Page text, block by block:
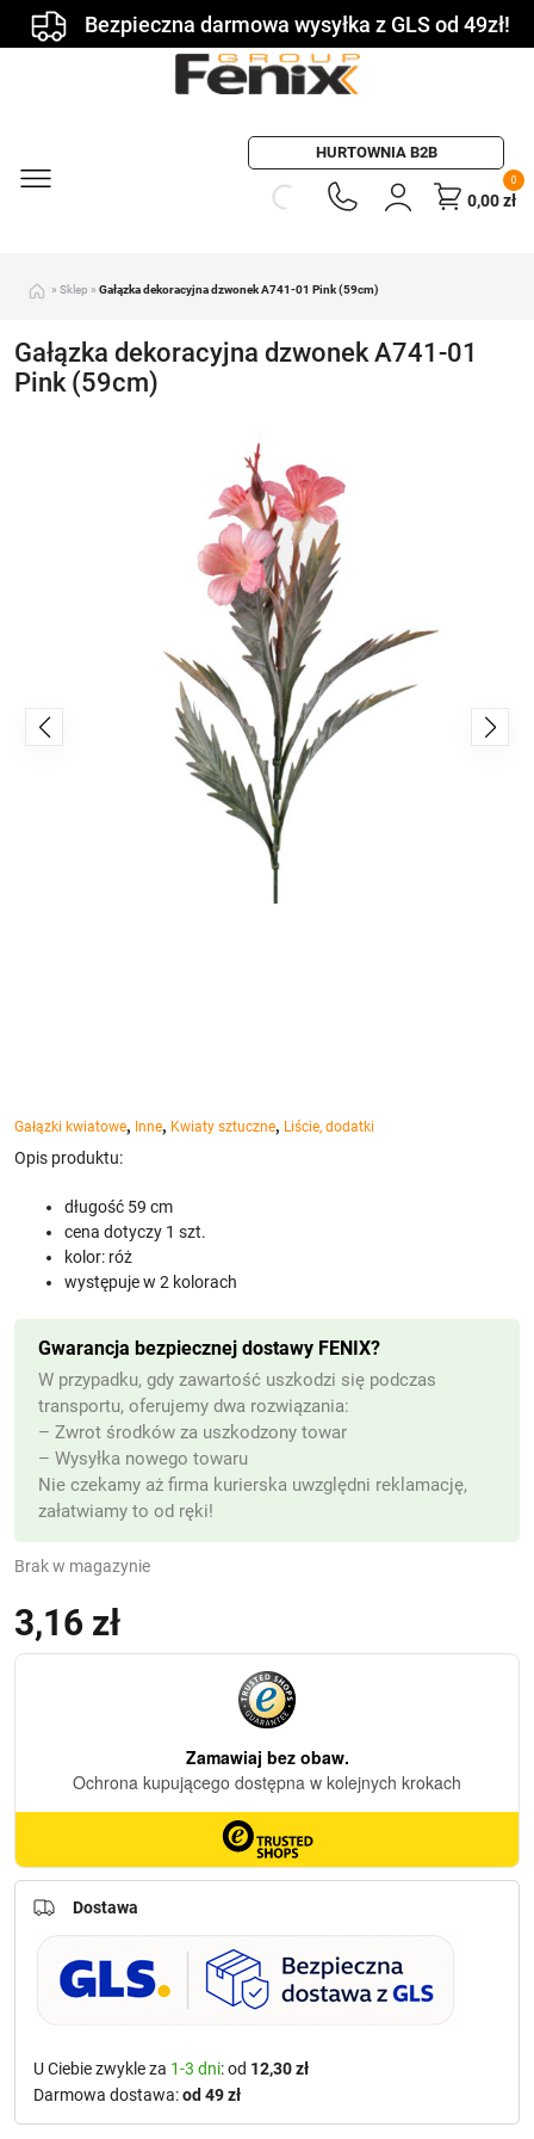
Bezpieczna darmowa wysyłka z GLS od 49zł!
HURTOWNIA B2B
0
0,00zł
» Sklep » Gałązka dekoracyjna dzwonek A741-01 Pink (59cm)
Gałązka dekoracyjna dzwonek A741-01
Pink (59cm)
Gałązki kwiatowe, Inne, Kwiaty sztuczne, Liście, dodatki
3,16 zł
Opis produktu:
długość 59 cm
cena dotyczy 1 szt.
kolor: róż
występuje w 2 kolorach
Brak w magazynie
Gwarancja bezpiecznej dostawy FENIX?
W przypadku, gdy zawartość uszkodzi się podczas
transportu, oferujemy dwa rozwiązania:
– Zwrot środków za uszkodzony towar
– Wysyłka nowego towaru
Nie czekamy aż firma kurierska uwzględni reklamację,
załatwiamy to od ręki!
Dostawa
U Ciebie zwykle za 1-3 dni: od 12,30 zł
Darmowa dostawa:od 49 zł